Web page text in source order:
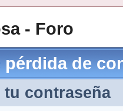
- Foro
de
contraseña